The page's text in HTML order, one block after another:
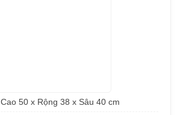
Cao 50 x Rộng 38 x Sâu 40 cm